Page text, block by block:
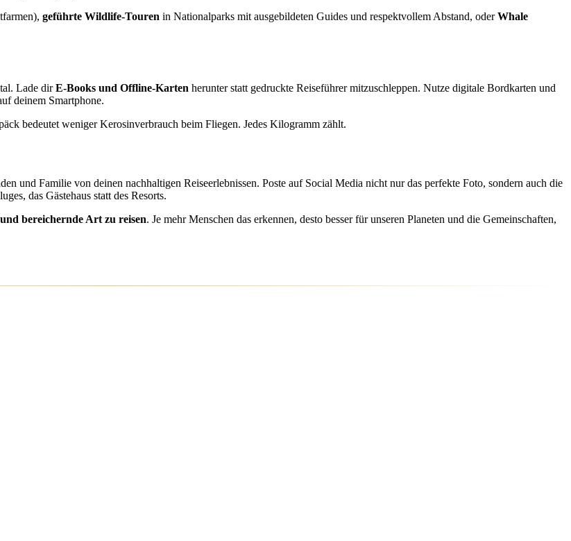
geführte Wildlife-Touren in Nationalparks mit ausgebildeten Guides und respektvollem Abstand, oderWhale
Lade dirE-Books und Offline-Karten herunter statt gedruckte Reiseführer mitzuschleppen. Nutze digitale Bordkarten und
deinem Smartphone.
bedeutet weniger Kerosinverbrauch beim Fliegen. Jedes Kilogramm zählt.
und Familie von deinen nachhaltigen Reiseerlebnissen. Poste auf Social Media nicht nur das perfekte Foto, sondern auch die
das Gästehaus statt des Resorts.
bereichernde Art zu reisen. Je mehr Menschen das erkennen, desto besser für unseren Planeten und die Gemeinschaften,